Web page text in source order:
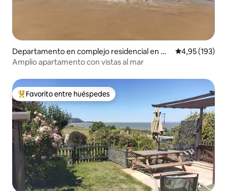
Departamento en complejo residencial en Mi
nehead
Calificación
4,95 (193)
Amplio apartamento con vistas al mar
Favorito entre los huéspedes más destacados
Favorito entre huéspedes